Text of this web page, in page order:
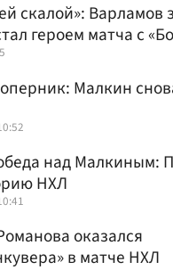
скалой»: Варламов
героем матча с
Малкин
над Малкиным:
НХЛ
оказался
в матче НХЛ